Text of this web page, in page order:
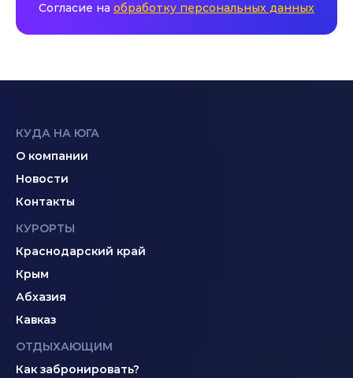
Согласие на обработку персональных данных
КУДА НА ЮГА
О компании
Новости
Контакты
КУРОРТЫ
Краснодарский край
Крым
Абхазия
Кавказ
ОТДЫХАЮЩИМ
Как забронировать?